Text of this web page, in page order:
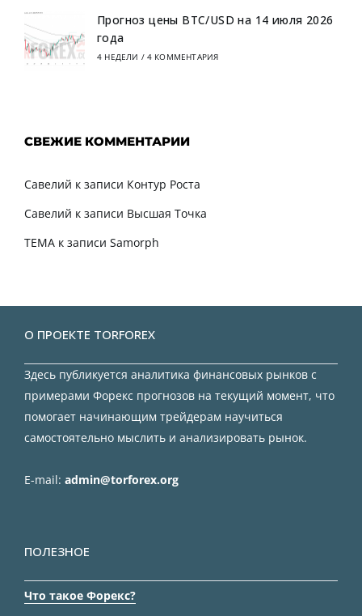
Прогноз цены BTC/USD на 14 июля 2026
года
4 НЕДЕЛИ / 4 КОММЕНТАРИЯ
СВЕЖИЕ КОММЕНТАРИИ
Савелий к записи Контур Роста
Савелий к записи Высшая Точка
TEMA к записи Samorph
О ПРОЕКТЕ TORFOREX
Здесь публикуется аналитика финансовых рынков с
примерами Форекс прогнозов на текущий момент, что
помогает начинающим трейдерам научиться
самостоятельно мыслить и анализировать рынок.
E-mail: admin@torforex.org
ПОЛЕЗНОЕ
Что такое Форекс?